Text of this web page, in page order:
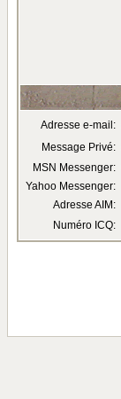
Adresse e-mail:
Message Privé:
MSN Messenger:
Yahoo Messenger:
Adresse AIM:
Numéro ICQ: